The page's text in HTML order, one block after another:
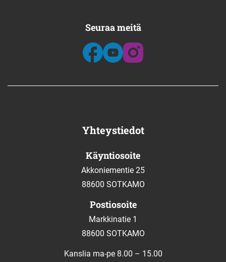
Seuraa meitä
Yhteystiedot
Käyntiosoite
Akkoniementie 25
88600 SOTKAMO
Postiosoite
Markkinatie 1
88600 SOTKAMO
Kanslia ma-pe 8.00 – 15.00